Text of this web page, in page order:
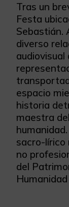
Tras un
Festa
Sebastián.
diverso
espacio
historia
maestra
sacro-lírico
no
del